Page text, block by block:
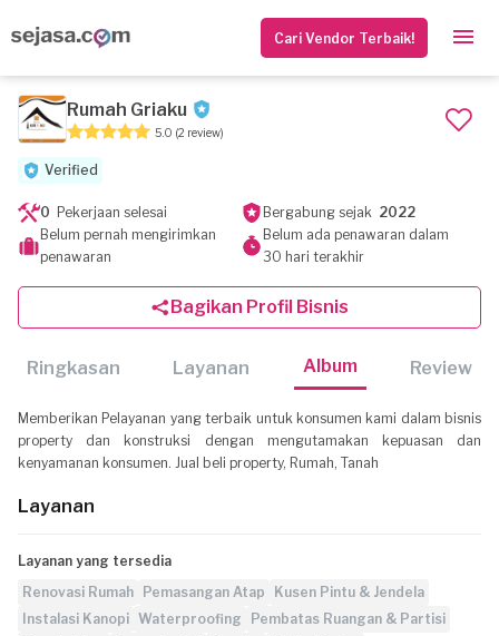
Cari Vendor Terbaik!
Rumah Griaku
5.0 (2 review)
Verified
0 Pekerjaan selesai Bergabung sejak 2022
Belum pernah mengirimkan
penawaran
Belum ada penawaran dalam
30 hari terakhir
Bagikan Profil Bisnis
Ringkasan Layanan Album Review
Memberikan Pelayanan yang terbaik untuk konsumen kami dalam bisnis
property dan konstruksi dengan mengutamakan kepuasan dan
kenyamanan konsumen. Jual beli property, Rumah, Tanah
Layanan
Layanan yang tersedia
Renovasi Rumah
Pemasangan Atap
Kusen Pintu & Jendela
Instalasi Kanopi Waterproofing
Pembatas Ruangan & Partisi